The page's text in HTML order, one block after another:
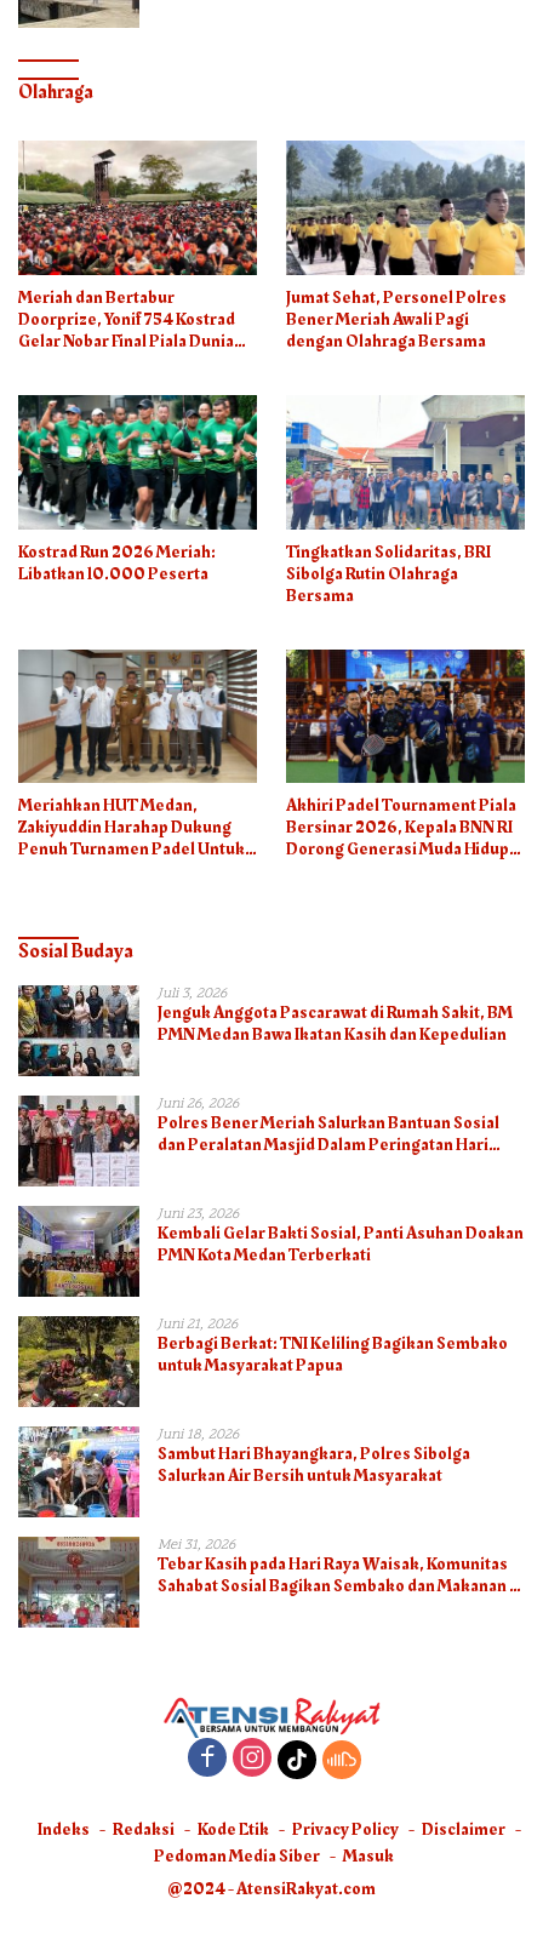
Olahraga
Meriah dan Bertabur
Doorprize, Yonif 754 Kostrad
Gelar Nobar Final Piala Dunia
Jumat Sehat, Personel Polres
Bener Meriah Awali Pagi
dengan Olahraga Bersama
Kostrad Run 2026 Meriah:
Libatkan 10.000 Peserta
Tingkatkan Solidaritas, BRI
Sibolga Rutin Olahraga
Bersama
Meriahkan HUT Medan,
Zakiyuddin Harahap Dukung
Penuh Turnamen Padel Untuk
Akhiri Padel Tournament Piala
Bersinar 2026, Kepala BNN RI
Dorong Generasi Muda Hidup
Sosial Budaya
Juli 3, 2026
Jenguk Anggota Pascarawat di Rumah Sakit, BM
PMN Medan Bawa Ikatan Kasih dan Kepedulian
Juni 26, 2026
Polres Bener Meriah Salurkan Bantuan Sosial
dan Peralatan Masjid Dalam Peringatan Hari
Juni 23, 2026
Kembali Gelar Bakti Sosial, Panti Asuhan Doakan
PMN Kota Medan Terberkati
Juni 21, 2026
Berbagi Berkat: TNI Keliling Bagikan Sembako
untuk Masyarakat Papua
Juni 18, 2026
Sambut Hari Bhayangkara, Polres Sibolga
Salurkan Air Bersih untuk Masyarakat
Mei 31, 2026
Tebar Kasih pada Hari Raya Waisak, Komunitas
Sahabat Sosial Bagikan Sembako dan Makanan di
Indeks Redaksi Kode Etik Privacy Policy
Disclaimer
Pedoman Media Siber
Masuk
@2024 - AtensiRakyat.com